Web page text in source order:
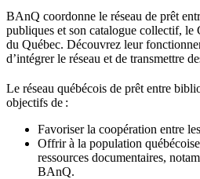
BAnQ coordonne le réseau de prêt
publiques et son catalogue collectif, le
du Québec. Découvrez leur
d’intégrer le réseau et de transmettre
Le réseau québécois de prêt entre
objectifs de :
Favoriser la coopération entre
Offrir à la population
ressources documentaires,
BAnQ.